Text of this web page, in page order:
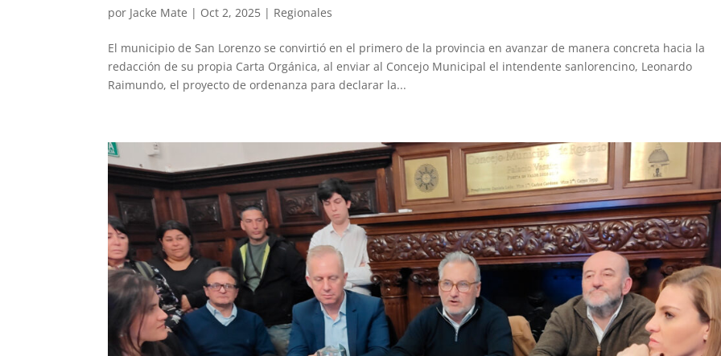
por Jacke Mate | Oct 2, 2025 | Regionales
El municipio de San Lorenzo se convirtió en el primero de la provincia en avanzar de manera concreta hacia la
redacción de su propia Carta Orgánica, al enviar al Concejo Municipal el intendente sanlorencino, Leonardo
Raimundo, el proyecto de ordenanza para declarar la...